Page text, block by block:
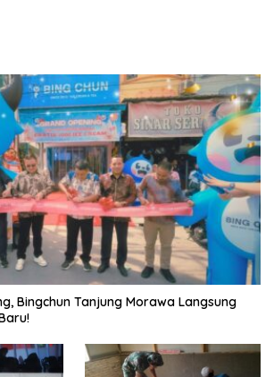
Bingchun Tanjung Morawa Langsung